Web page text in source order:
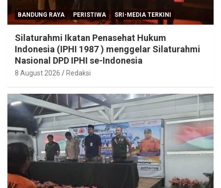
BANDUNG RAYA PERISTIWA SRI-MEDIA TERKINI
Silaturahmi Ikatan Penasehat Hukum
Indonesia (IPHI 1987 ) menggelar Silaturahmi
Nasional DPD IPHI se-Indonesia
8 August 2026 Redaksi